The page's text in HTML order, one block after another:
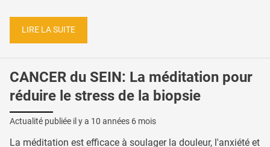
LIRE LA SUITE
CANCER du SEIN: La méditation pour
réduire le stress de la biopsie
Actualité publiée il y a 10 années 6 mois
La méditation est efficace à soulager la douleur, l'anxiété et